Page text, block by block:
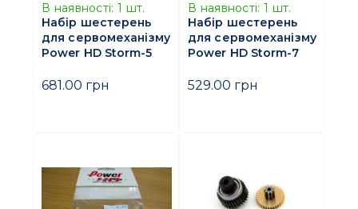
В наявності: 1 шт.
Набір шестерень
для сервомеханізму
Power HD Storm-5
681.00 грн
В наявності: 1 шт.
Набір шестерень
для сервомеханізму
Power HD Storm-7
529.00 грн